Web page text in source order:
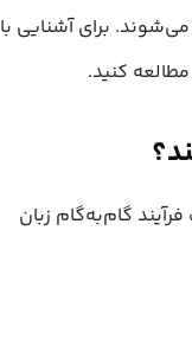
برای آشنایی با
گام‌به‌گام زبان